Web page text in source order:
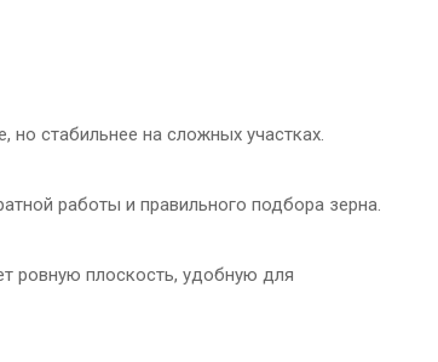
стабильнее на сложных участках.
работы и правильного подбора зерна.
ровную плоскость, удобную для